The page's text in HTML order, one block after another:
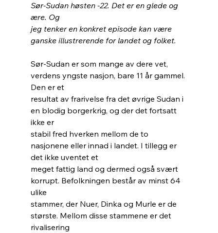
Sør-Sudan høsten -22. Det er en glede og
ære. Og
jeg tenker en konkret episode kan være
ganske illustrerende for landet og folket.
Sør-Sudan er som mange av dere vet,
verdens yngste nasjon, bare 11 år gammel.
Den er et
resultat av frarivelse fra det øvrige Sudan i
en blodig borgerkrig, og der det fortsatt
ikke er
stabil fred hverken mellom de to
nasjonene eller innad i landet. I tillegg er
det ikke uventet et
meget fattig land og dermed også svært
korrupt. Befolkningen består av minst 64
ulike
stammer, der Nuer, Dinka og Murle er de
største. Mellom disse stammene er det
rivalisering